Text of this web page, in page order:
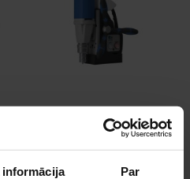
informācija Par
darba galds BDS MAB
1 459,82 €